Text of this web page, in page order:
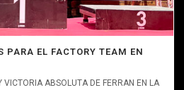
PARA EL FACTORY TEAM EN
VICTORIA ABSOLUTA DE FERRAN EN LA